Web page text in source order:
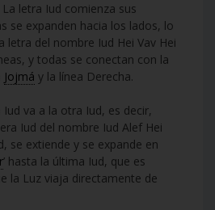
letra Iud comienza sus
se expanden hacia los lados, lo
letra del nombre Iud Hei Vav Hei
y todas se conectan con la
Jojmá y la línea Derecha.
Iud va a la otra Iud, es decir,
Iud del nombre Iud Alef Hei
se extiende y se expande en
’ hasta la última Iud, que es
la Luz viaja directamente de